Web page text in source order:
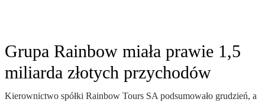
Grupa Rainbow miała prawie 1,5
miliarda złotych przychodów
Kierownictwo spółki Rainbow Tours SA podsumowało grudzień, a